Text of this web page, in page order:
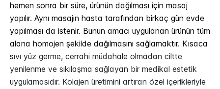
hemen sonra bir süre, ürünün dağılması için masaj
yapılır. Aynı masajın hasta tarafından birkaç gün evde
yapılması da istenir. Bunun amacı uygulanan ürünün tüm
alana homojen şekilde dağılmasını sağlamaktır. Kısaca
sıvı yüz germe, cerrahi müdahale olmadan ciltte
yenilenme ve sıkılaşma sağlayan bir medikal estetik
uygulamasıdır. Kolajen üretimini artıran özel içerikleriyle